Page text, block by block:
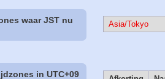
waar JST nu
Asia/Tokyo
in UTC+09